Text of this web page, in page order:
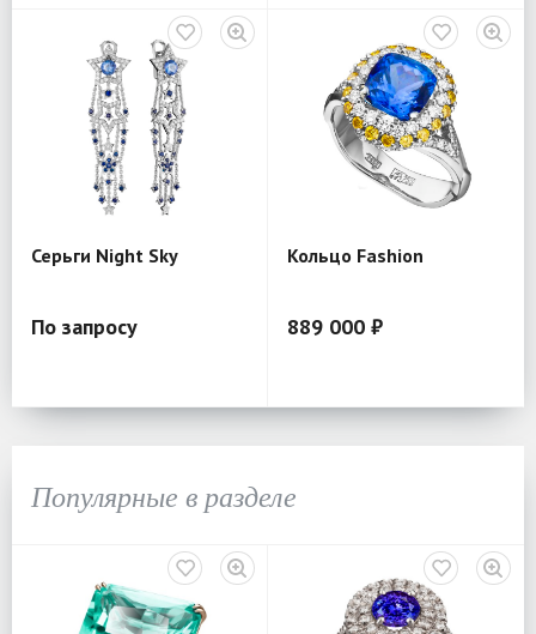
Серьги Night Sky
По запросу
Кольцо Fashion
889 000 ₽
Популярные в разделе